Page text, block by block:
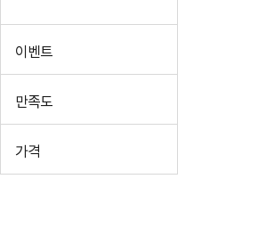
이벤트
만족도
가격